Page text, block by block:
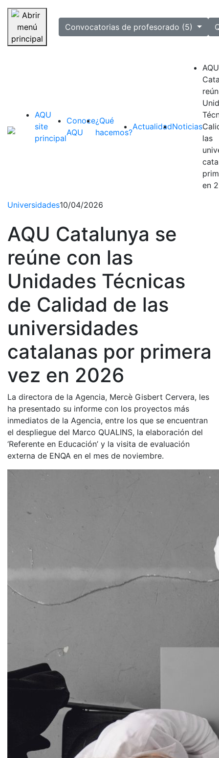
Saltar navegación
selectedConvocatorias de profesorado (5)
AQU
site
principal
Conoce
AQU
¿Qué
hacemos?
ActualidadNoticias
AQU
las
en
Universidades10/04/2026
AQU Catalunya se
reúne con las
Unidades Técnicas
de Calidad de las
universidades
catalanas por primera
vez en 2026
La directora de la Agencia, Mercè Gisbert Cervera, les
ha presentado su informe con los proyectos más
inmediatos de la Agencia, entre los que se encuentran
el despliegue del Marco QUALINS, la elaboración del
‘Referente en Educación’ y la visita de evaluación
externa de ENQA en el mes de noviembre.